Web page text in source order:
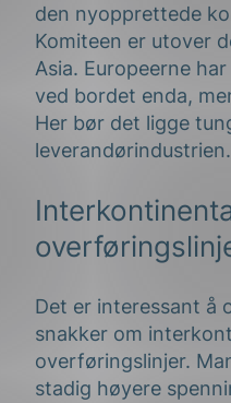
den nyopprettede
Komiteen er utover
Asia. Europeerne
ved bordet enda,
Her bør det ligge
leverandørindustrien.
Det er interessant å
snakker om
overføringslinjer.
stadig høyere